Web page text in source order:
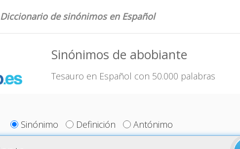
Diccionario de sinónimos en Español
Sinónimos de abobiante
Tesauro en Español con 50.000 palabras
Sinónimo Definición Antónimo